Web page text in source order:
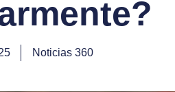
Noticias 360